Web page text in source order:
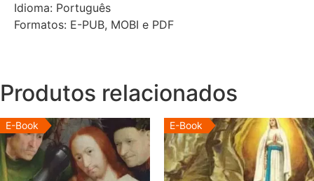
Idioma: Português
Formatos: E-PUB, MOBI e PDF
Produtos relacionados
E-Book E-Book